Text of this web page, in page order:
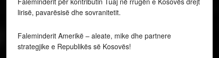
lirisë, pavarësisë dhe sovranitetit.
Faleminderit Amerikë – aleate, mike dhe partnere
strategjike e Republikës së Kosovës!